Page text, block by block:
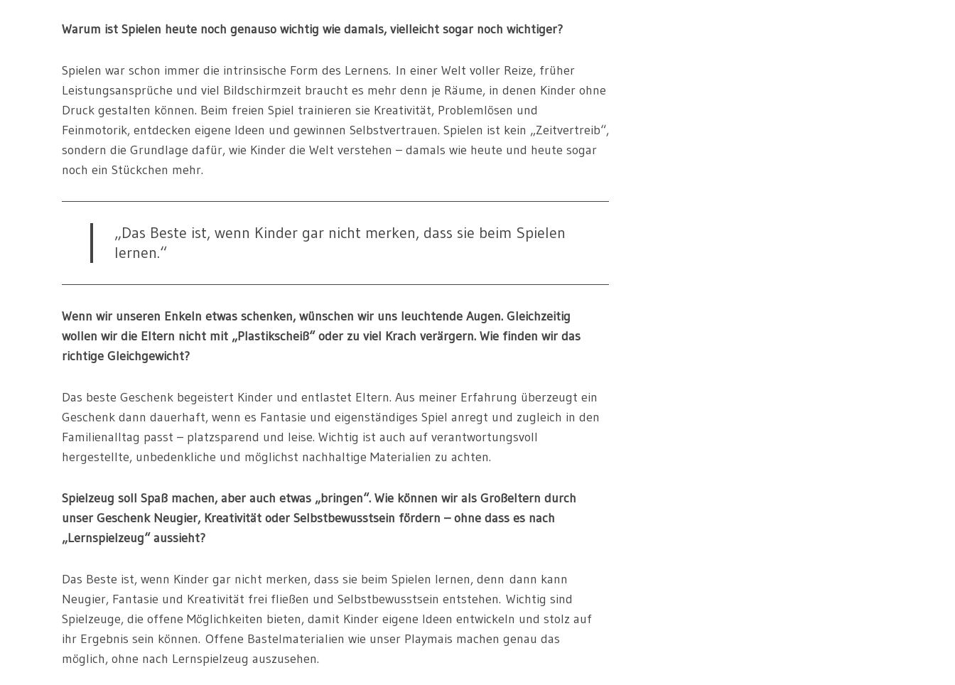
Warum ist Spielen heute noch genauso wichtig wie damals, vielleicht sogar noch wichtiger?
Spielen war schon immer die intrinsische Form des Lernens. In einer Welt voller Reize, früher
Leistungsansprüche und viel Bildschirmzeit braucht es mehr denn je Räume, in denen Kinder ohne
Druck gestalten können. Beim freien Spiel trainieren sie Kreativität, Problemlösen und
Feinmotorik, entdecken eigene Ideen und gewinnen Selbstvertrauen. Spielen ist kein „Zeitvertreib“,
sondern die Grundlage dafür, wie Kinder die Welt verstehen – damals wie heute und heute sogar
noch ein Stückchen mehr.
„Das Beste ist, wenn Kinder gar nicht merken, dass sie beim Spielen
lernen.“
Wenn wir unseren Enkeln etwas schenken, wünschen wir uns leuchtende Augen. Gleichzeitig
wollen wir die Eltern nicht mit „Plastikscheiß“ oder zu viel Krach verärgern. Wie finden wir das
richtige Gleichgewicht?
Das beste Geschenk begeistert Kinder und entlastet Eltern. Aus meiner Erfahrung überzeugt ein
Geschenk dann dauerhaft, wenn es Fantasie und eigenständiges Spiel anregt und zugleich in den
Familienalltag passt – platzsparend und leise. Wichtig ist auch auf verantwortungsvoll
hergestellte, unbedenkliche und möglichst nachhaltige Materialien zu achten.
Spielzeug soll Spaß machen, aber auch etwas „bringen“. Wie können wir als Großeltern durch
unser Geschenk Neugier, Kreativität oder Selbstbewusstsein fördern – ohne dass es nach
„Lernspielzeug“ aussieht?
Das Beste ist, wenn Kinder gar nicht merken, dass sie beim Spielen lernen, denn dann kann
Neugier, Fantasie und Kreativität frei fließen und Selbstbewusstsein entstehen. Wichtig sind
Spielzeuge, die offene Möglichkeiten bieten, damit Kinder eigene Ideen entwickeln und stolz auf
ihr Ergebnis sein können. Offene Bastelmaterialien wie unser Playmais machen genau das
möglich, ohne nach Lernspielzeug auszusehen.